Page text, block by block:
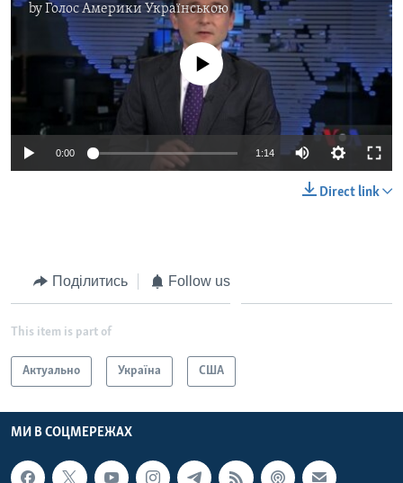
byГолос Америки Українською
No media source currently available
0:00 1:14
Direct link
Поділитись Follow us
This item is part of
Актуально Україна США
МИ В СОЦМЕРЕЖАХ